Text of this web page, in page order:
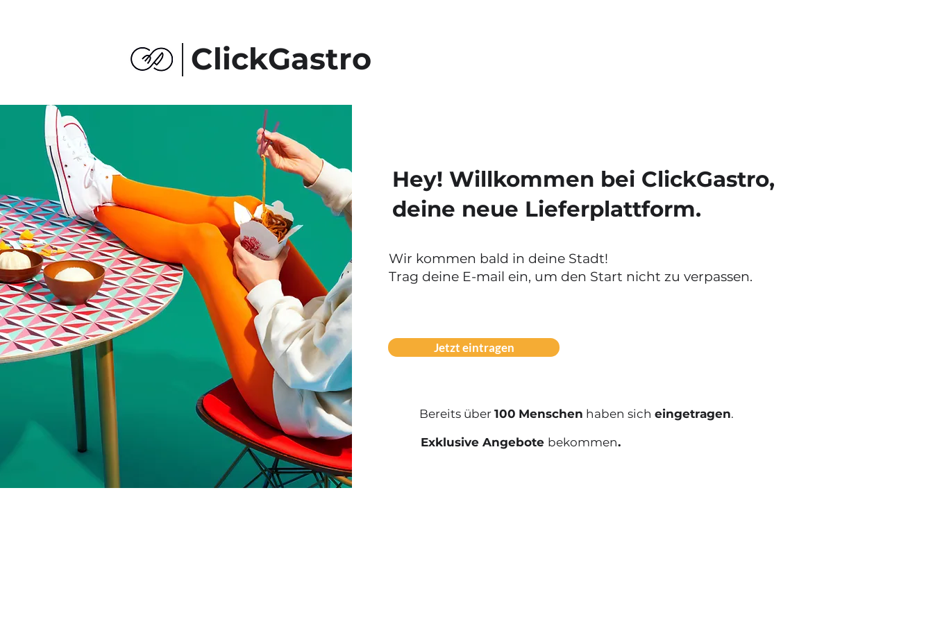
ClickGastro
Hey! Willkommen bei ClickGastro,
deine neue Lieferplattform.
Wir kommen bald in deine Stadt!
Trag deine E-mail ein, um den Start nicht zu verpassen.
Jetzt eintragen
Bereits über 100 Menschen haben sich eingetragen.
Exklusive Angebote bekommen.